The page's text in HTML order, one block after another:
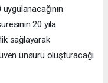
20 yıla
sağlayarak
unsuru oluşturacağı